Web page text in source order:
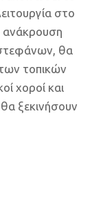
στο
θα
τοπικών
χοροί και
ξεκινήσουν